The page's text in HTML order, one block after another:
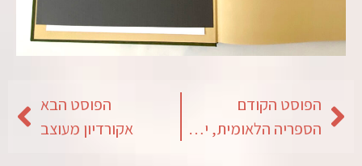
הפוסט הקודם
הספריה הלאומית, ירושלים
הפוסט הבא
אקורדיון מעוצב